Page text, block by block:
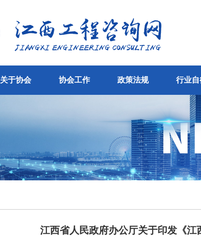
关于协会 协会工作 政策法规 行业自
江西省人民政府办公厅关于印发《